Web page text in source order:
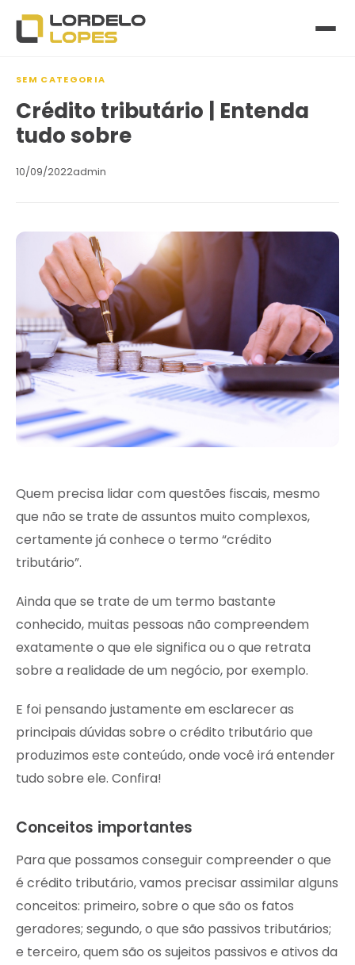
SEM CATEGORIA
Crédito tributário | Entenda
tudo sobre
10/09/2022admin
Quem precisa lidar com questões fiscais, mesmo
que não se trate de assuntos muito complexos,
certamente já conhece o termo “crédito
tributário”.
Ainda que se trate de um termo bastante
conhecido, muitas pessoas não compreendem
exatamente o que ele significa ou o que retrata
sobre a realidade de um negócio, por exemplo.
E foi pensando justamente em esclarecer as
principais dúvidas sobre o crédito tributário que
produzimos este conteúdo, onde você irá entender
tudo sobre ele. Confira!
Conceitos importantes
Para que possamos conseguir compreender o que
é crédito tributário, vamos precisar assimilar alguns
conceitos: primeiro, sobre o que são os fatos
geradores; segundo, o que são passivos tributários;
e terceiro, quem são os sujeitos passivos e ativos da